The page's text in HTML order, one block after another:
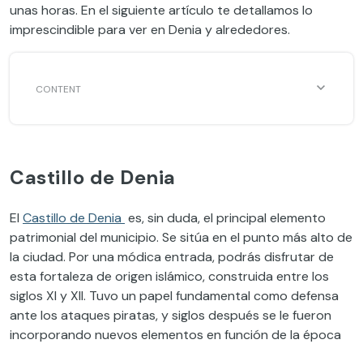
unas horas. En el siguiente artículo te detallamos lo
imprescindible para ver en Denia y alrededores.
Castillo de Denia
El Castillo de Denia es, sin duda, el principal elemento
patrimonial del municipio. Se sitúa en el punto más alto de
la ciudad. Por una módica entrada, podrás disfrutar de
esta fortaleza de origen islámico, construida entre los
siglos XI y XII. Tuvo un papel fundamental como defensa
ante los ataques piratas, y siglos después se le fueron
incorporando nuevos elementos en función de la época